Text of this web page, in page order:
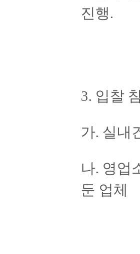
진행.
3. 입찰
가. 실내
나. 영업
둔 업체